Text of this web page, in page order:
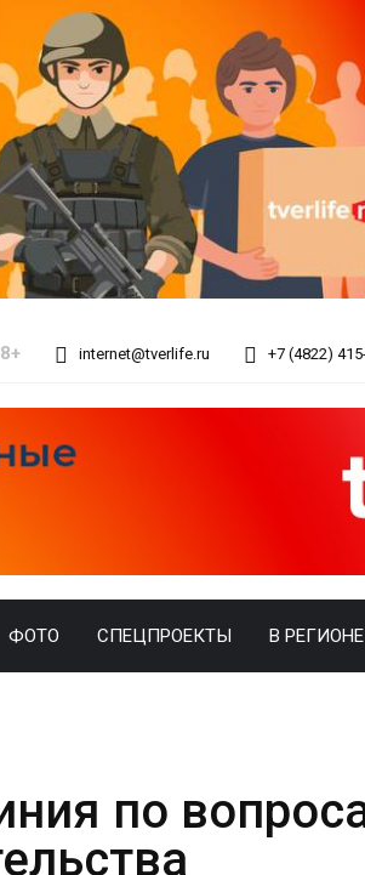
internet@tverlife.ru +7 (4822)
ФОТО СПЕЦПРОЕКТЫ В РЕГИОНЕ
по